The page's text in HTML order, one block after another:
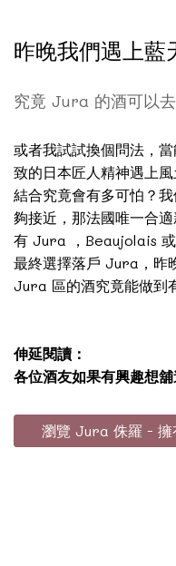
昨晚我們遇上藍
究竟 Jura 的酒可以
或者我試試換個問法，
致的日本匠人精神遇上
結合究竟會有多可怕？
夠接近，那法國唯一合
有 Jura ，Beaujolais
最終選擇落戶 Jura，昨
Jura 區的酒究竟能做到
伸延閱讀：
各位酒友如果有興趣想
瀏覽 Jura 侏羅 - 擁